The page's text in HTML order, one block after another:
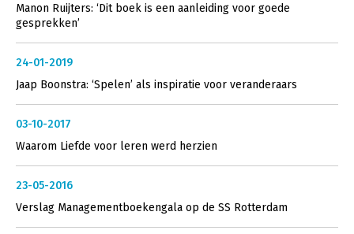
Manon Ruijters: ‘Dit boek is een aanleiding voor goede
gesprekken’
24-01-2019
Jaap Boonstra: ‘Spelen’ als inspiratie voor veranderaars
03-10-2017
Waarom Liefde voor leren werd herzien
23-05-2016
Verslag Managementboekengala op de SS Rotterdam